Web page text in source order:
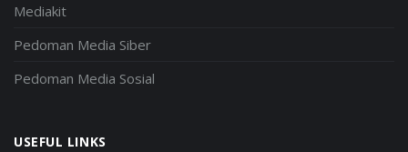
Mediakit
Pedoman Media Siber
Pedoman Media Sosial
USEFUL LINKS